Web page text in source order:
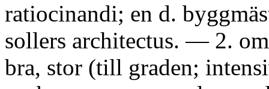
ratiocinandi; en d.
sollers architectus. — 2.
bra, stor (till graden;